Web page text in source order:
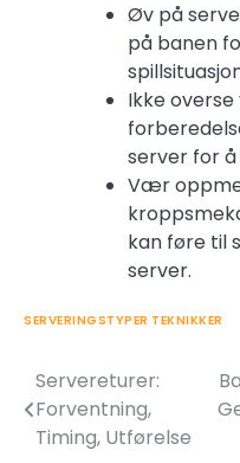
Øv på
på banen
Ikke
server for
Vær
kan føre til
server.
SERVERINGSTYPER TEKNIKKER
Post
navigation
Servereturer:
Forventning,
Timing, Utførelse